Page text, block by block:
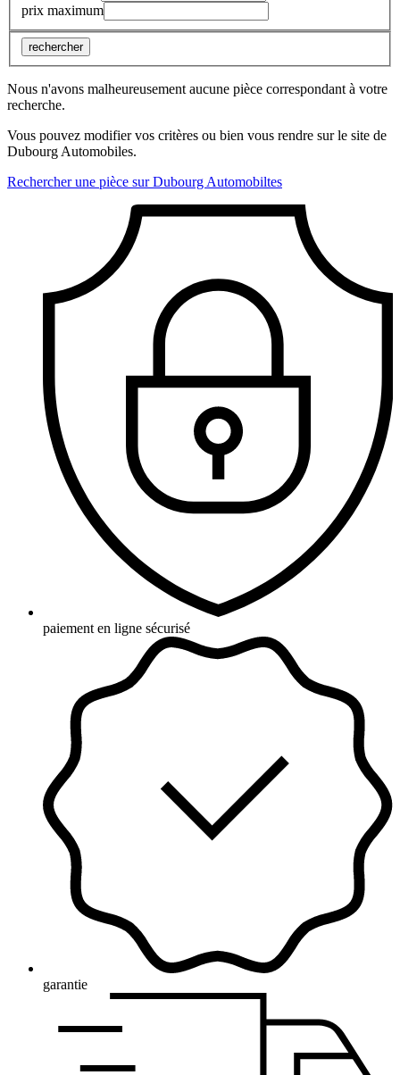
prix maximum
rechercher
Nous n'avons malheureusement aucune pièce correspondant à votre
recherche.
Vous pouvez modifier vos critères ou bien vous rendre sur le site de
Dubourg Automobiles.
Rechercher une pièce sur Dubourg Automobiltes
paiement en ligne sécurisé
garantie